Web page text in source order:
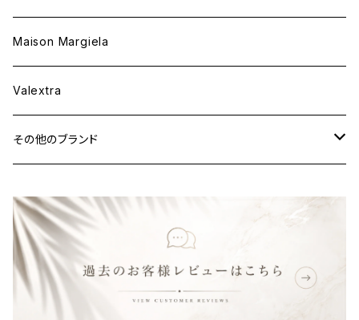
ウェア
財布&小物
ウェア
Maison Margiela
Valextra
その他のブランド
財布&小物
ウェア